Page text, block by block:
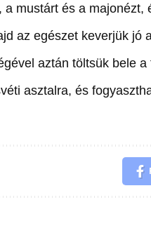
mustárt és a majonézt,
az egészet keverjük jó
aztán töltsük bele
asztalra, és